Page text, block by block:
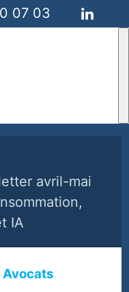
07 03
avril-mai
IA
Avocats